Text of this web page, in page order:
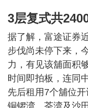
3层复式共
据了解，富途证券
步伐尚未停下来，
力，有见该舖面积
时间即拍板，连同
先后租用7个舖位开
铜锣湾、荃湾及沙田